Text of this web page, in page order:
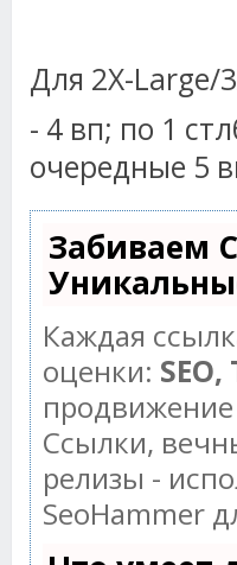
Для 2X-Large/
- 4 вп; по 1
очередные 5
Забиваем
Каждая
оценки:
Ссылки,
релизы -
SeoHammer